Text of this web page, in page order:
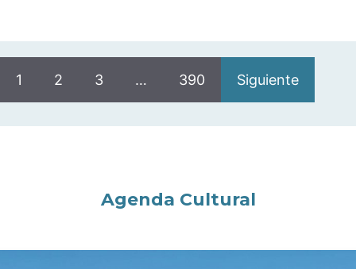
1 2 3 … 390 Siguiente
Agenda Cultural